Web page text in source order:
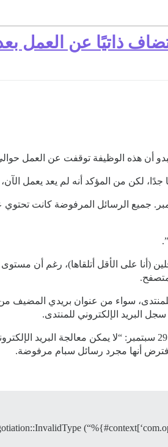
ذاتيًا عن العمل
هذه الوظيفة توقفت عن العمل حوالي 29
من المؤكد أنه لم يعد يعمل الآن، ولا
الرسائل المرفوضة أيضًا على آخر إدخال في 29 سبتمبر.
(أنا على الأقل أتلقاها)، رغم أن
البريد الإلكتروني للمنتدى.
أنها مجرد رسائل سبام مرفوضة.
(“%{#context